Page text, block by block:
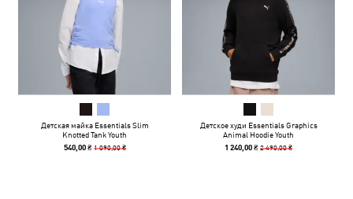
Детская майка Essentials Slim
Knotted Tank Youth
540,00 ₴ 1 090,00 ₴
Детское худи Essentials Graphics
Animal Hoodie Youth
1 240,00 ₴2 490,00 ₴